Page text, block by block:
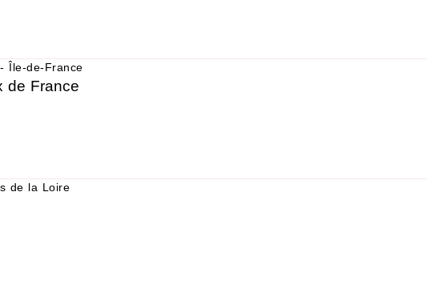
Île-de-France
de France
de la Loire